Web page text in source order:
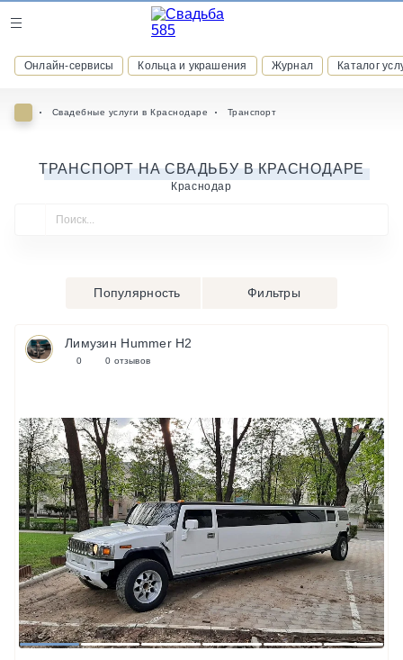
Онлайн-сервисы Кольца и украшения Журнал Каталог
ВСТУПАЙТЕ В КЛУБ ПРИВИЛЕГИЙ
Свадебные услуги в Краснодаре Транспорт
ТРАНСПОРТ НА СВАДЬБУ В КРАСНОДАРЕ
Краснодар
Популярность Фильтры
Лимузин Hummer H2
0 0 отзывов
1 2 3 4 5 6